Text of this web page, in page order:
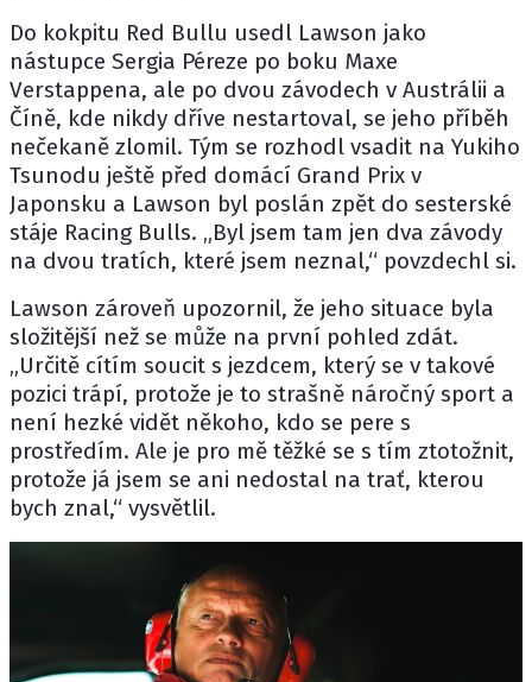
Do kokpitu Red Bullu usedl Lawson jako
nástupce Sergia Péreze po boku Maxe
Verstappena, ale po dvou závodech v Austrálii a
Číně, kde nikdy dříve nestartoval, se jeho příběh
nečekaně zlomil. Tým se rozhodl vsadit na Yukiho
Tsunodu ještě před domácí Grand Prix v
Japonsku a Lawson byl poslán zpět do sesterské
stáje Racing Bulls. „Byl jsem tam jen dva závody
na dvou tratích, které jsem neznal,“ povzdechl si.
Lawson zároveň upozornil, že jeho situace byla
složitější než se může na první pohled zdát.
„Určitě cítím soucit s jezdcem, který se v takové
pozici trápí, protože je to strašně náročný sport a
není hezké vidět někoho, kdo se pere s
prostředím. Ale je pro mě těžké se s tím ztotožnit,
protože já jsem se ani nedostal na trať, kterou
bych znal,“ vysvětlil.